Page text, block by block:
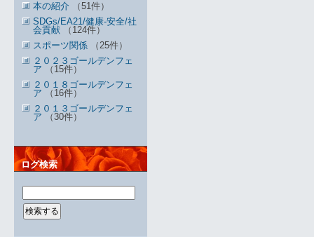
本の紹介 （51件）
SDGs/EA21/健康-安全/社
会貢献 （124件）
スポーツ関係 （25件）
２０２３ゴールデンフェ
ア （15件）
２０１８ゴールデンフェ
ア （16件）
２０１３ゴールデンフェ
ア （30件）
ログ検索